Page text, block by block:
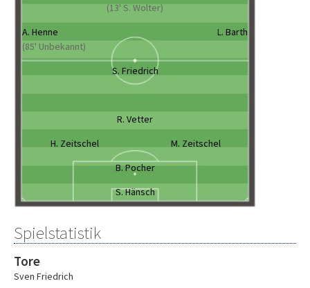
(13' S. Wolter)
A. Henne
(85' Unbekannt)
L. Barth
S. Friedrich
R. Vetter
H. Zeitschel
M. Zeitschel
B. Pocher
S. Hänsch
Spielstatistik
Tore
Sven Friedrich